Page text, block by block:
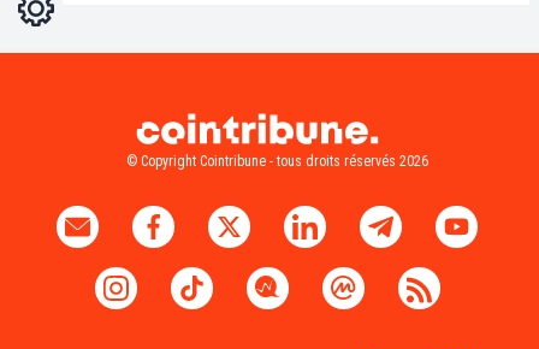
© Copyright Cointribune - tous droits réservés 2026